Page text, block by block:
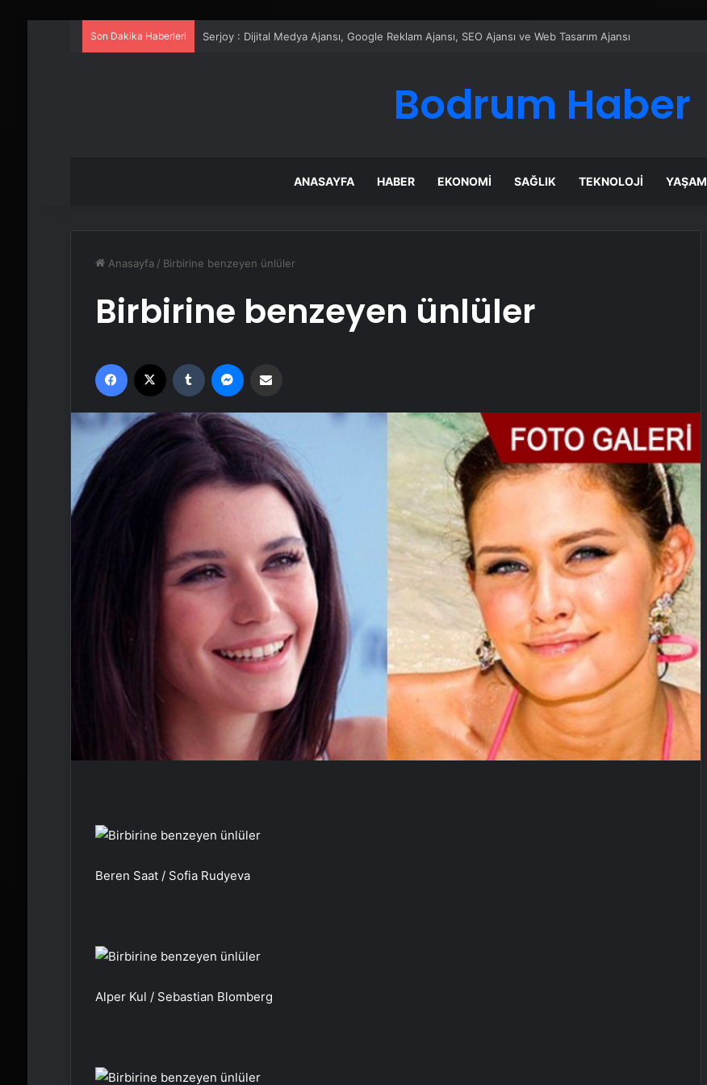
Son Dakika Haberleri UETDS Nedir ? Uetds.com İle Akıllı Dijital Taşımacılık Yazılımı
Bodrum Haber
ANASAYFA HABER EKONOMI SAĞLIK TEKNOLOJI YAŞAM
Anasayfa / Birbirine benzeyen ünlüler
Birbirine benzeyen ünlüler
Facebook Tumblr
Beren Saat / Sofia Rudyeva
Alper Kul / Sebastian Blomberg